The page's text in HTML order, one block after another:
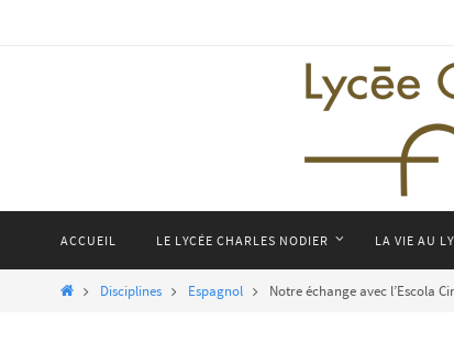
ACCUEIL LE LYCÉE CHARLES NODIER LA VIE AU
HomeDisciplines Espagnol Notre échange avec l’Escola